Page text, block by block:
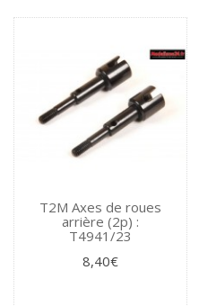
T2M Axes de roues
arrière (2p) :
T4941/23
8,40€